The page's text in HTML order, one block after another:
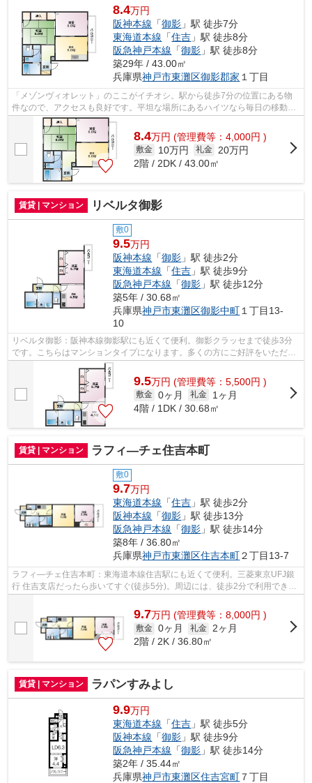
8.4万円
阪神本線 「御影 」駅 徒歩7分
東海道本線 「住吉 」駅 徒歩8分
阪急神戸本線 「御影 」駅 徒歩8分
築29年 / 43.00㎡
兵庫県神戸市東灘区御影郡家 １丁目
「メゾンヴィオレット」のここがイチオシ。駅から徒歩7分の位置にある物
件なので、アクセスも良好です。平坦な場所にあるハイツなら毎日の移動も
快適です。多くの方にご好評をいただい...
8.4万円 (管理費等：4,000円 )
敷金 10万円 礼金
20万円
2階 / 2DK / 43.00㎡
賃貸 | マンション リベルタ御影
敷0
9.5万円
阪神本線 「御影 」駅 徒歩2分
東海道本線 「住吉 」駅 徒歩9分
阪急神戸本線 「御影 」駅 徒歩12分
築5年 / 30.68㎡
兵庫県神戸市東灘区御影中町 １丁目13-
10
リベルタ御影：阪神本線御影駅にも近くて便利。御影クラッセまで徒歩3分
です。こちらはマンションタイプになります。多くの方にご好評をいただい
ている、清潔感のある賃貸物件です。で...
9.5万円 (管理費等：5,500円 )
敷金 0ヶ月 礼金
1ヶ月
4階 / 1DK / 30.68㎡
賃貸 | マンション ラフィ―チェ住吉本町
敷0
9.7万円
東海道本線 「住吉 」駅 徒歩2分
阪神本線 「御影 」駅 徒歩13分
阪急神戸本線 「御影 」駅 徒歩14分
築8年 / 36.80㎡
兵庫県神戸市東灘区住吉本町２丁目13-7
ラフィ―チェ住吉本町：東海道本線住吉駅にも近くて便利。三菱東京UFJ銀
行 住吉支店だったら歩いてすぐ(徒歩5分)。周辺には、徒歩2分で利用できる
駅があります。多くの方にご好評をいた...
9.7万円 (管理費等：8,000円 )
敷金 0ヶ月 礼金 2ヶ月
2階 / 2K / 36.80㎡
賃貸 | マンション ラパンすみよし
9.9万円
東海道本線 「住吉 」駅 徒歩5分
阪神本線 「御影 」駅 徒歩9分
阪急神戸本線 「御影 」駅 徒歩14分
築2年 / 35.44㎡
兵庫県神戸市東灘区住吉宮町 ７丁目